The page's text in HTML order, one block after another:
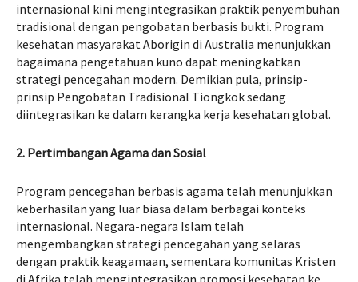
internasional kini mengintegrasikan praktik penyembuhan
tradisional dengan pengobatan berbasis bukti. Program
kesehatan masyarakat Aborigin di Australia menunjukkan
bagaimana pengetahuan kuno dapat meningkatkan
strategi pencegahan modern. Demikian pula, prinsip-
prinsip Pengobatan Tradisional Tiongkok sedang
diintegrasikan ke dalam kerangka kerja kesehatan global.
2. Pertimbangan Agama dan Sosial
Program pencegahan berbasis agama telah menunjukkan
keberhasilan yang luar biasa dalam berbagai konteks
internasional. Negara-negara Islam telah
mengembangkan strategi pencegahan yang selaras
dengan praktik keagamaan, sementara komunitas Kristen
di Afrika telah mengintegrasikan promosi kesehatan ke